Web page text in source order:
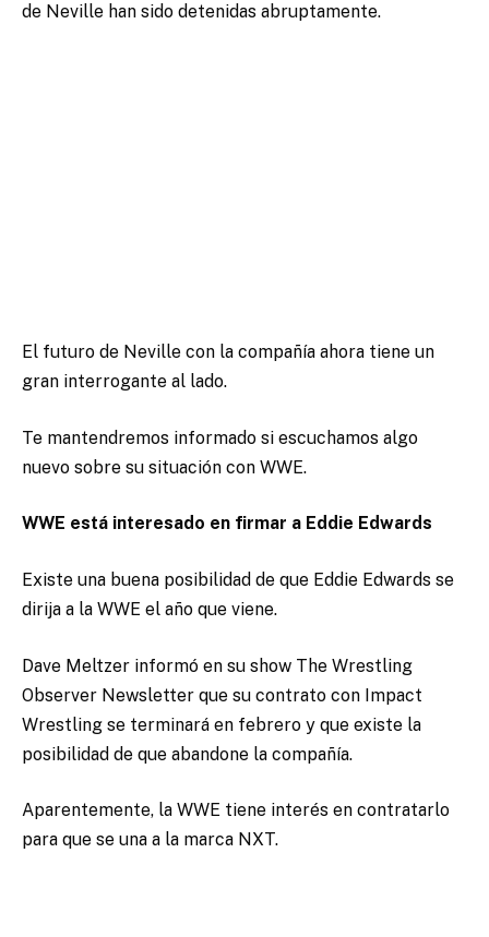
de Neville han sido detenidas abruptamente.
El futuro de Neville con la compañía ahora tiene un
gran interrogante al lado.
Te mantendremos informado si escuchamos algo
nuevo sobre su situación con WWE.
WWE está interesado en firmar a Eddie Edwards
Existe una buena posibilidad de que Eddie Edwards se
dirija a la WWE el año que viene.
Dave Meltzer informó en su show The Wrestling
Observer Newsletter que su contrato con Impact
Wrestling se terminará en febrero y que existe la
posibilidad de que abandone la compañía.
Aparentemente, la WWE tiene interés en contratarlo
para que se una a la marca NXT.